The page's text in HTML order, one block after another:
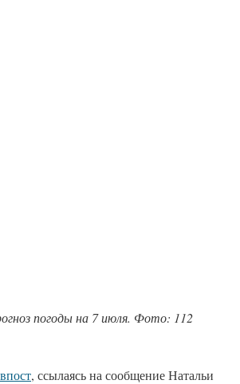
погоды на 7 июля. Фото: 112
, ссылаясь на сообщение Натальи